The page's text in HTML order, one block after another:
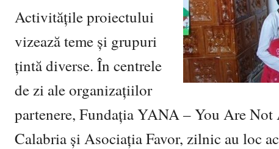
Activitățile proiectului
vizează teme și grupuri
țintă diverse. În centrele
de zi ale organizațiilor
partenere, Fundația YANA – You Are
Calabria și Asociația Favor, zilnic au loc